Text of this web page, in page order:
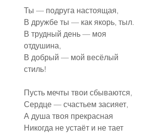
Ты — подруга настоящая,
В дружбе ты — как якорь, тыл.
В трудный день — моя
отдушина,
В добрый — мой весёлый
стиль!
Пусть мечты твои сбываются,
Сердце — счастьем засияет,
А душа твоя прекрасная
Никогда не устаёт и не тает